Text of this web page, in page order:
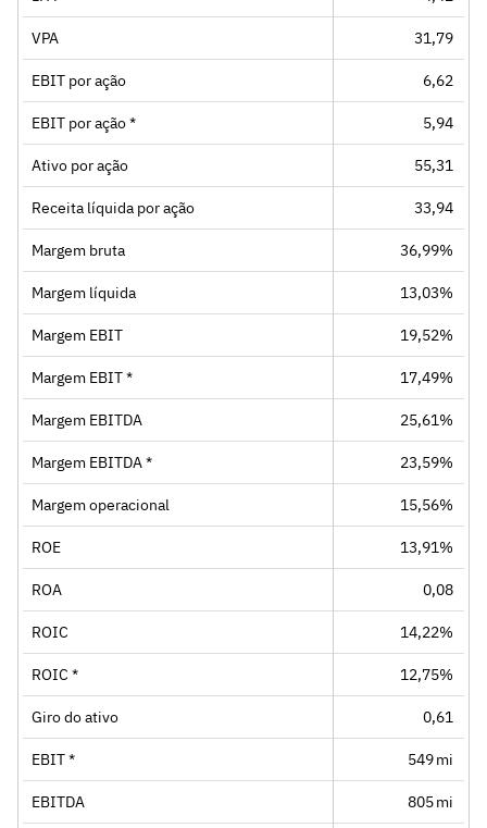
VPA 31,79
EBIT por ação 6,62
EBIT por ação * 5,94
Ativo por ação 55,31
Receita líquida por ação 33,94
Margem bruta 36,99%
Margem líquida 13,03%
Margem EBIT 19,52%
Margem EBIT * 17,49%
Margem EBITDA 25,61%
Margem EBITDA * 23,59%
Margem operacional 15,56%
ROE 13,91%
ROA 0,08
ROIC 14,22%
ROIC * 12,75%
Giro do ativo 0,61
EBIT * 549 mi
EBITDA 805 mi